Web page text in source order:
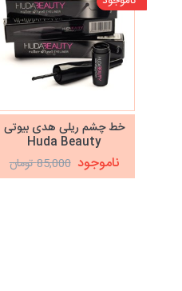
خط چشم ریلی هدی بیوتی
Huda Beauty
ناموجود 85,000 تومان